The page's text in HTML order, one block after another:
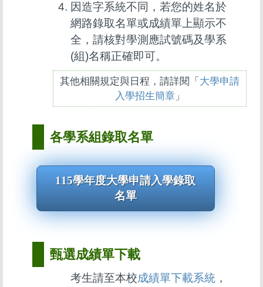
因造字系統不同，若您的姓名於
網路錄取名單或成績單上顯示不
全，請核對學測應試號碼及學系
(組)名稱正確即可。
其他相關規定與日程，請詳閱「大學申請
入學招生簡章」
各學系組錄取名單
115學年度大學申請入學錄取
名單
甄選成績單下載
考生請至本校成績單下載系統 ，